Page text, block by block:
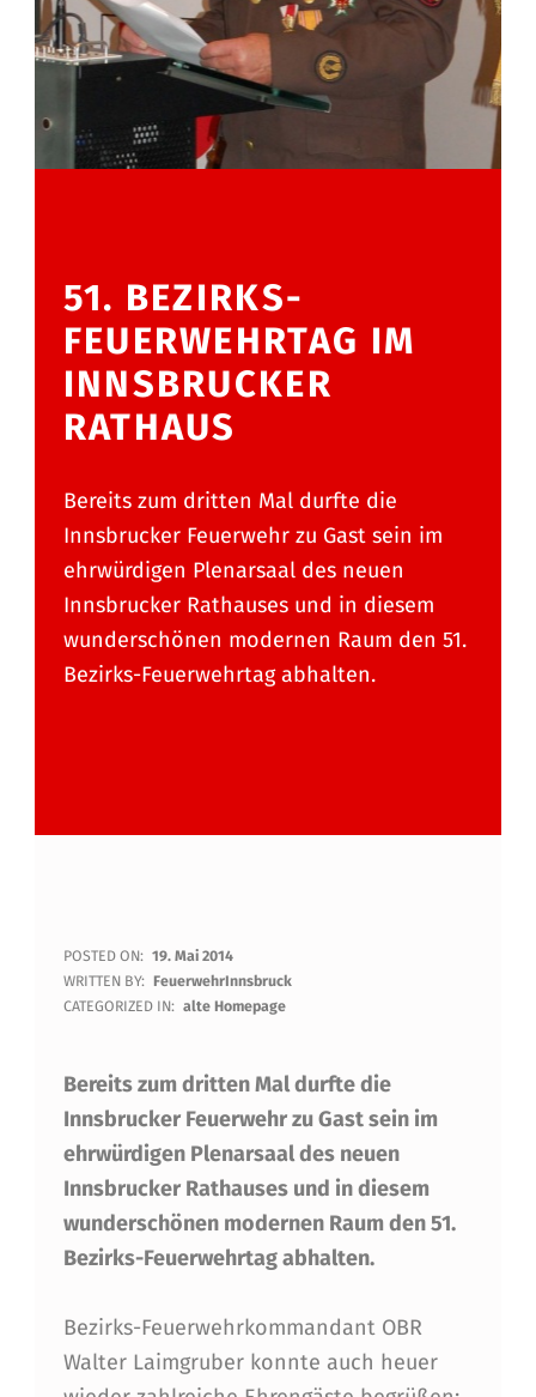
51. BEZIRKS-
FEUERWEHRTAG IM
INNSBRUCKER
RATHAUS
Bereits zum dritten Mal durfte die
Innsbrucker Feuerwehr zu Gast sein im
ehrwürdigen Plenarsaal des neuen
Innsbrucker Rathauses und in diesem
wunderschönen modernen Raum den 51.
Bezirks-Feuerwehrtag abhalten.
5
1
B
E
Z
I
R
K
S
POSTED ON: 19. Mai 2014
WRITTEN BY: FeuerwehrInnsbruck
CATEGORIZED IN: alte Homepage
Bereits zum dritten Mal durfte die
Innsbrucker Feuerwehr zu Gast sein im
ehrwürdigen Plenarsaal des neuen
Innsbrucker Rathauses und in diesem
wunderschönen modernen Raum den 51.
Bezirks-Feuerwehrtag abhalten.
Bezirks-Feuerwehrkommandant OBR
Walter Laimgruber konnte auch heuer